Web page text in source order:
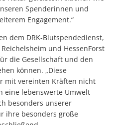
Spenderinnen und
Engagement.“
dem DRK-Blutspendedienst,
und HessenForst
die Gesellschaft und den
können. „Diese
mit vereinten Kräften nicht
eine lebenswerte Umwelt
besonders unserer
ihre besonders große